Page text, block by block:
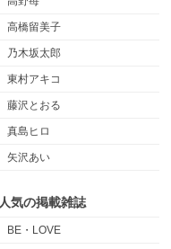
高橋留美子
乃木坂太郎
東村アキコ
藤沢とおる
真島ヒロ
矢沢あい
人気の掲載雑誌
BE・LOVE